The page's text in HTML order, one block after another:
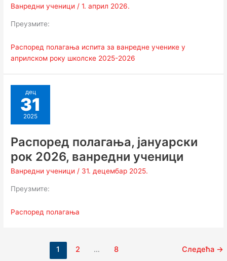
Ванредни ученици /1. април 2026.
Преузмите:
Распоред полагања испита за ванредне ученике у
априлском року школске 2025-2026
дец
31
2025
Распоред полагања, јануарски
рок 2026, ванредни ученици
Ванредни ученици / 31. децембар 2025.
Преузмите:
Распоред полагања
1 2 … 8 Следећа →